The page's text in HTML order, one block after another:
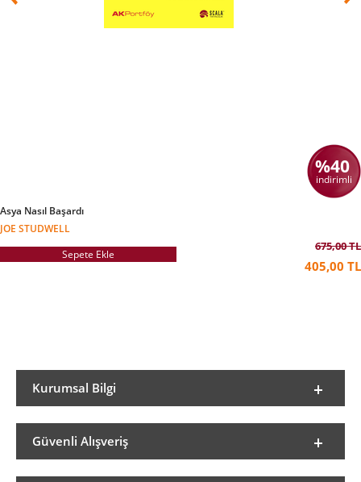
%40
indirimli
Asya Nasıl Başardı
JOE STUDWELL
Sepete Ekle
675,00 TL
405,00 TL
Kurumsal Bilgi
Güvenli Alışveriş